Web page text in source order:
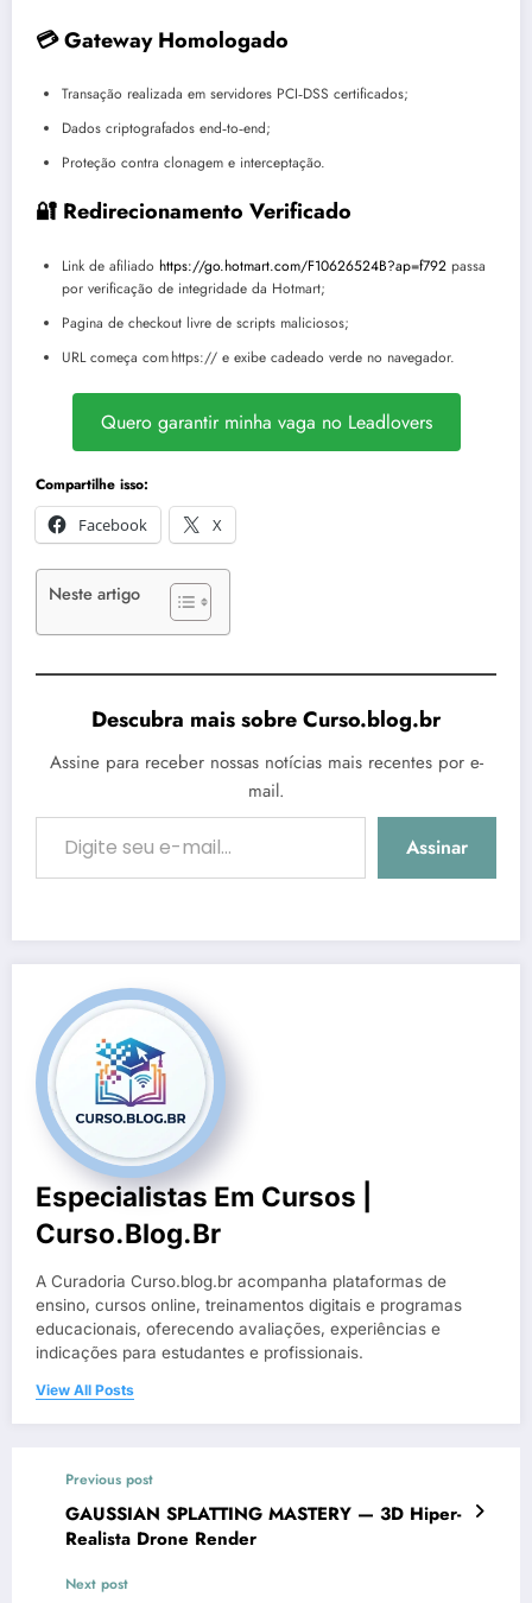
💳 Gateway Homologado
Transação realizada em servidores PCI‑DSS certificados;
Dados criptografados end‑to‑end;
Proteção contra clonagem e interceptação.
🔐 Redirecionamento Verificado
Link de afiliado https://go.hotmart.com/F10626524B?ap=f792 passa
por verificação de integridade da Hotmart;
Pagina de checkout livre de scripts maliciosos;
URL começa com https:// e exibe cadeado verde no navegador.
Quero garantir minha vaga no Leadlovers
Compartilhe isso:
Facebook
X
Neste artigo
Descubra mais sobre Curso.blog.br
Assine para receber nossas notícias mais recentes por e-
mail.
Digite seu e-mail…
Assinar
Especialistas Em Cursos |
Curso.blog.br
A Curadoria Curso.blog.br acompanha plataformas de
ensino, cursos online, treinamentos digitais e programas
educacionais, oferecendo avaliações, experiências e
indicações para estudantes e profissionais.
View All Posts
Previous post
GAUSSIAN SPLATTING MASTERY — 3D Hiper-
Realista Drone Render
Next post